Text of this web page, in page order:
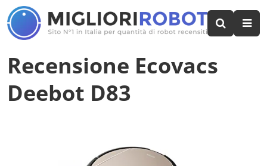
Recensione Ecovacs
Deebot D83